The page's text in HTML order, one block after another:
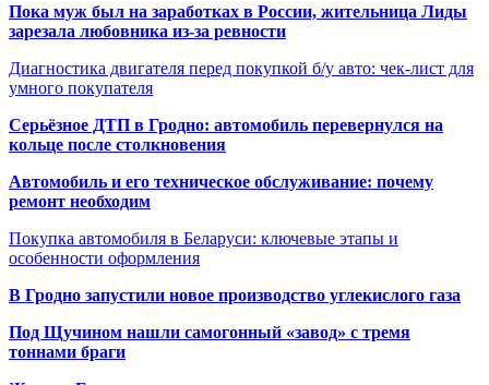
Пока муж был на заработках в России, жительница Лиды
зарезала любовника из-за ревности
Диагностика двигателя перед покупкой б/у авто: чек-лист для
умного покупателя
Серьёзное ДТП в Гродно: автомобиль перевернулся на
кольце после столкновения
Автомобиль и его техническое обслуживание: почему
ремонт необходим
Покупка автомобиля в Беларуси: ключевые этапы и
особенности оформления
В Гродно запустили новое производство углекислого газа
Под Щучином нашли самогонный «завод» с тремя
тоннами браги